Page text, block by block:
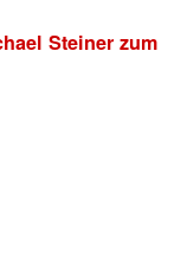
Steiner zum